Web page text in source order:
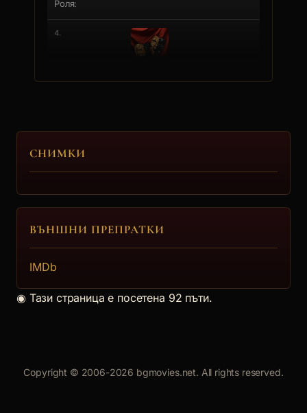
4.
Елина Илиева
6.
СНИМКИ
ВЪНШНИ ПРЕПРАТКИ
IMDb
◉ Тази страница е посетена 92 пъти.
Copyright © 2006-2026 bgmovies.net. All rights reserved.